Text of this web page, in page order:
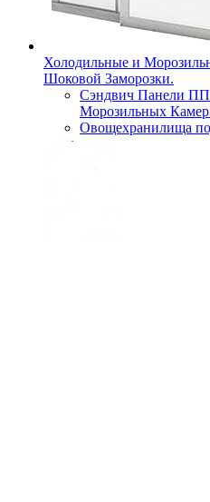
Холодильные и
Шоковой Заморозки.
Сэндвич Панели
Морозильных
Овощехранилища